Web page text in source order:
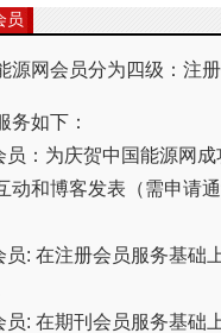
员
源网会员分为四级：注
务如下：
：为庆贺中国能源网成
动和博客发表（需申请
: 在注册会员服务基础
: 在期刊会员服务基础